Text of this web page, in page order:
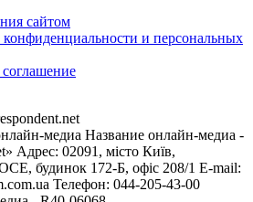
сайтом
и персональных
соглашение
медиа Название онлайн-медиа -
Адрес: 02091, місто Київ,
будинок 172-Б, офіс 208/1 E-mail:
Телефон: 044-205-43-00